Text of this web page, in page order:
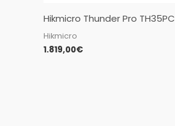
Hikmicro Thunder Pro TH35PC
Hikmicro
1.819,00€